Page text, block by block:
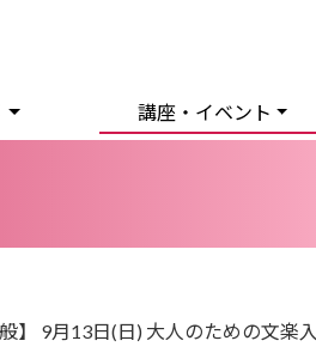
講座・イベント
9月13日(日) 大人のための文楽